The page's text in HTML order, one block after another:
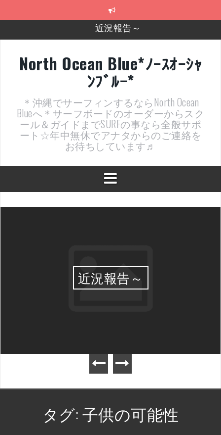
近況報告～
2026年明けました〜
近況報告ww
ヤッチマッターーーー！！！
支部長就任報告と支部予選・検定開催決定！
North Ocean Blue*ﾉｰｽｵｰｼｬ
ﾝﾌﾞﾙｰ*
＊沖縄でサーフィンするならNorth Ocean
Blueへ＊サーフボードのオーダーからスク
ール＆ガイドまでSURFの事なら全般サポ
ート☆年中無休でアナタからのご連絡を
お待ちしています♬
近況報告～
タグ:子供の可能性